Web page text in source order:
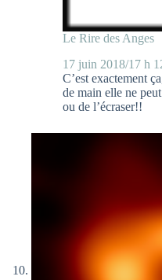
Le Rire des Anges
17 juin 2018/17 h
C’est exactement
de main elle ne
ou de l’écraser!!